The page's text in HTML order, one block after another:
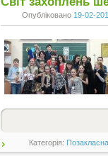
Опубліковано 19-02-
Категорія: